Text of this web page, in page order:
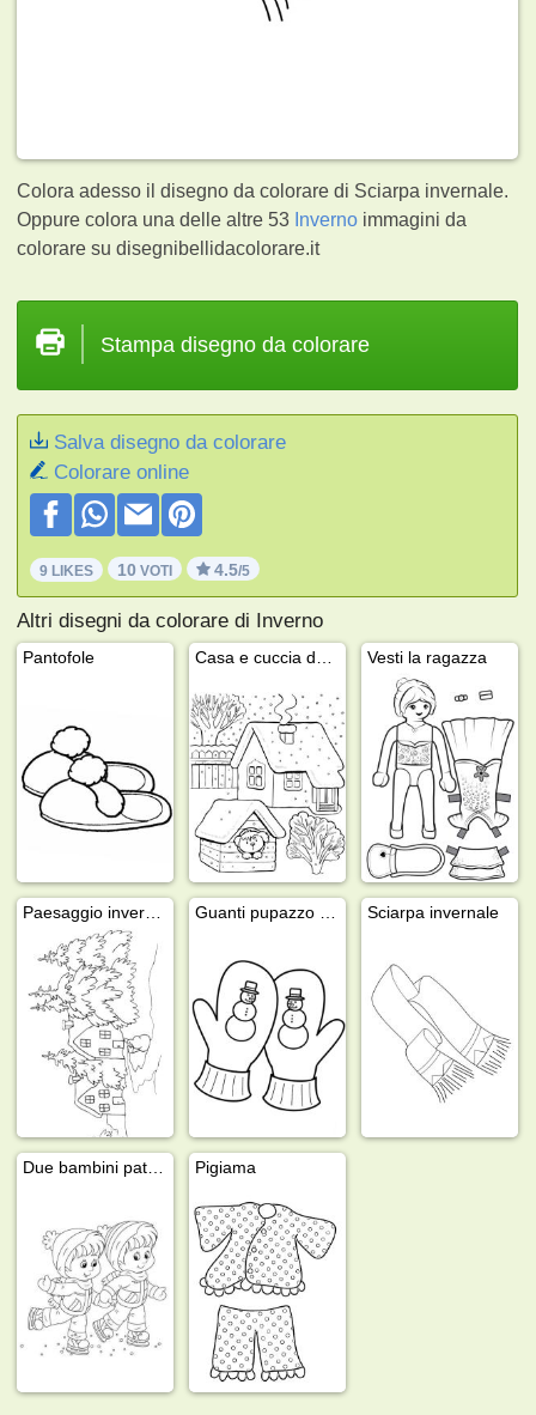
Colora adesso il disegno da colorare di Sciarpa invernale.
Oppure colora una delle altre 53 Inverno immagini da
colorare su disegnibellidacolorare.it
Stampa disegno da colorare
Salva disegno da colorare
Colorare online
9 LIKES 10 VOTI 4.5/5
Altri disegni da colorare di Inverno
Pantofole Vesti la ragazza
Sciarpa invernale
Pigiama